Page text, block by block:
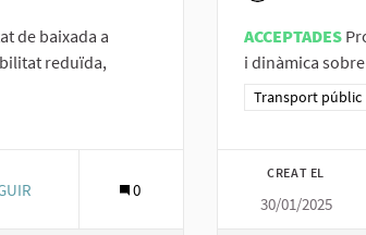
de baixada a
reduïda,
públic
LA BAIXADA A DEMANDA PER A PERSONES
0
ACCEPTADES
i dinàmica
Resultats al
Transport públic
CREAT EL
30/01/2025